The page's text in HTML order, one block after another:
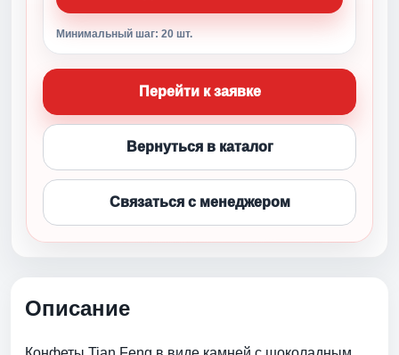
Минимальный шаг: 20 шт.
Перейти к заявке
Вернуться в каталог
Связаться с менеджером
Описание